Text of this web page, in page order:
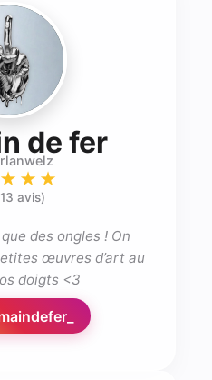
de fer- Nail
13 avis)
œuvres d’art au
doigts <3